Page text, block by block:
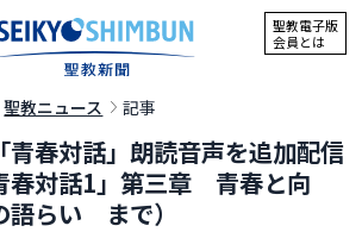
聖教電子版
会員とは
聖教ニュース 記事
春対話」朗読音声を追加配信
春対話1」第三章 青春と向
らい まで）